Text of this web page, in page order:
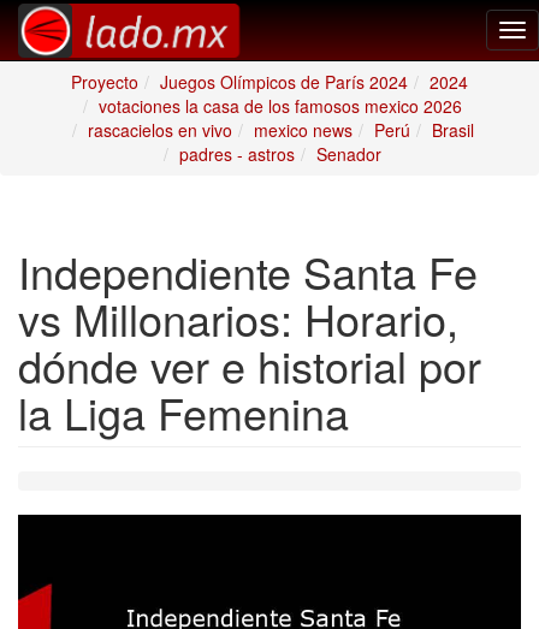
Proyecto
Juegos Olímpicos de París 2024
2024
votaciones la casa de los famosos mexico 2026
rascacielos en vivo
mexico news Perú
Brasil
padres - astros
Senador
Independiente Santa Fe
vs Millonarios: Horario,
dónde ver e historial por
la Liga Femenina